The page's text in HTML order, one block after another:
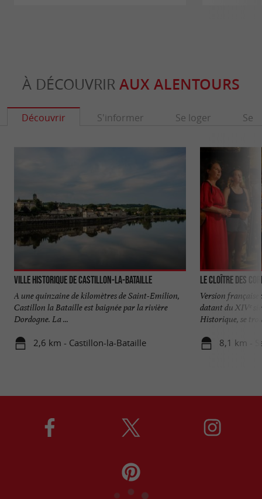
À DÉCOUVRIR AUX ALENTOURS
Découvrir S'informer Se loger Se
Ville historique de Castillon-la-Bataille
A une quinzaine de kilomètres de Saint-Emilion,
Castillon la Bataille est baignée par la rivière
Dordogne. La ...
2,6 km - Castillon-la-Bataille
Le Cloître des
Version
datant du XIVᵉ
Historique, se
8,1 km -